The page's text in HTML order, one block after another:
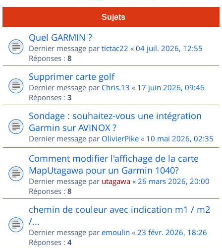
Sujets
Quel GARMIN ?
Dernier message par tictac22 « 04 juil. 2026, 12:55
Réponses : 8
Supprimer carte golf
Dernier message par Chris.13 « 17 juin 2026, 09:46
Réponses : 3
Sondage : souhaitez-vous une intégration
Garmin sur AVINOX ?
Dernier message par OlivierPike « 10 mai 2026, 02:35
Comment modifier l'affichage de la carte
MapUtagawa pour un Garmin 1040?
Dernier message par utagawa « 26 mars 2026, 20:00
Réponses : 8
chemin de couleur avec indication m1 / m2
/...
Dernier message par emoulin « 23 févr. 2026, 18:26
Réponses : 4